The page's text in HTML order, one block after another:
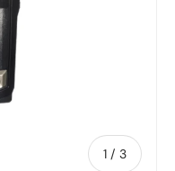
1 / de
3